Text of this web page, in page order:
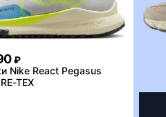
₽
Nike React Pegasus
TEX